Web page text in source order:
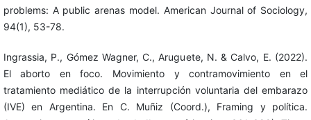
problems: A public arenas model. American Journal of Sociology,
94(1), 53-78.
Ingrassia, P., Gómez Wagner, C., Aruguete, N. & Calvo, E. (2022).
El aborto en foco. Movimiento y contramovimiento en el
tratamiento mediático de la interrupción voluntaria del embarazo
(IVE) en Argentina. En C. Muñiz (Coord.), Framing y política.